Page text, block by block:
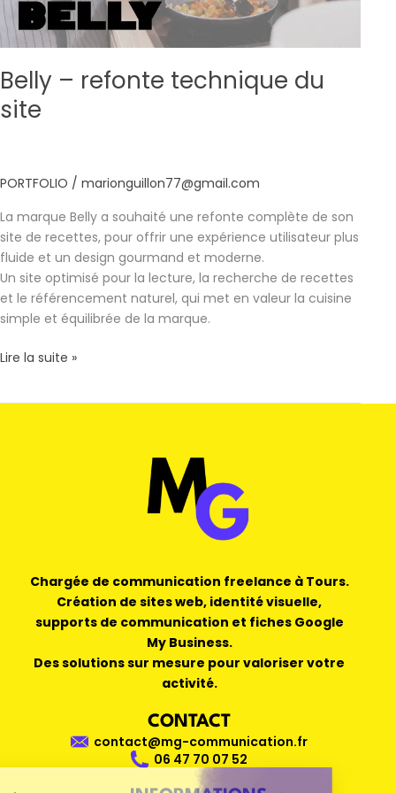
Belly – refonte technique du
site
PORTFOLIO / marionguillon77@gmail.com
La marque Belly a souhaité une refonte complète de son
site de recettes, pour offrir une expérience utilisateur plus
fluide et un design gourmand et moderne.
Un site optimisé pour la lecture, la recherche de recettes
et le référencement naturel, qui met en valeur la cuisine
simple et équilibrée de la marque.
Lire la suite »
Chargée de communication freelance à Tours.
Création de sites web, identité visuelle,
supports de communication et fiches Google
My Business.
Des solutions sur mesure pour valoriser votre
activité.
CONTACT
contact@mg-communication.fr
06 47 70 07 52